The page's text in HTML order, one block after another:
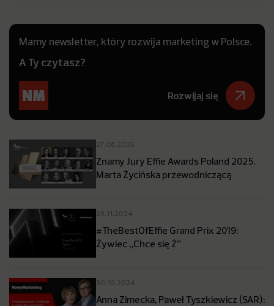
Mamy newsletter, który rozwija marketing w Polsce.
A Ty czytasz?
Rozwijaj się
27.06.2025
Znamy Jury Effie Awards Poland 2025.
Marta Życińska przewodniczącą
29.11.2024
#TheBestOfEffie Grand Prix 2019:
Żywiec „Chce się Ż”
30.10.2024
Anna Zimecka, Paweł Tyszkiewicz (SAR):